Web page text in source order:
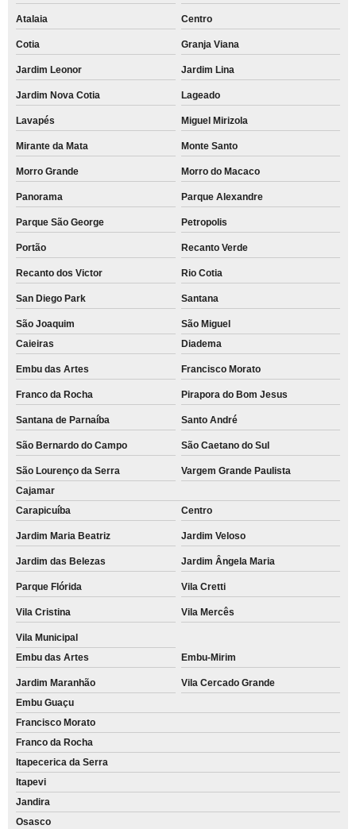
Atalaia Centro
Cotia Granja Viana
Jardim Leonor Jardim Lina
Jardim Nova Cotia Lageado
Lavapés Miguel Mirizola
Mirante da Mata Monte Santo
Morro Grande Morro do Macaco
Panorama Parque Alexandre
Parque São George Petropolis
Portão Recanto Verde
Recanto dos Victor Rio Cotia
San Diego Park Santana
São Joaquim
São Miguel
Caieiras
Diadema
Embu das Artes Francisco Morato
Franco da Rocha Pirapora do Bom Jesus
Santana de Parnaíba Santo André
São Bernardo do Campo São Caetano do Sul
São Lourenço da Serra
Vargem Grande Paulista
Cajamar
Carapicuíba
Centro
Jardim Maria Beatriz Jardim Veloso
Jardim das Belezas Jardim Ângela Maria
Parque Flórida Vila Cretti
Vila Cristina Vila Mercês
Vila Municipal
Embu das Artes
Embu-Mirim
Jardim Maranhão
Vila Cercado Grande
Embu Guaçu
Francisco Morato
Franco da Rocha
Itapecerica da Serra
Itapevi
Jandira
Osasco